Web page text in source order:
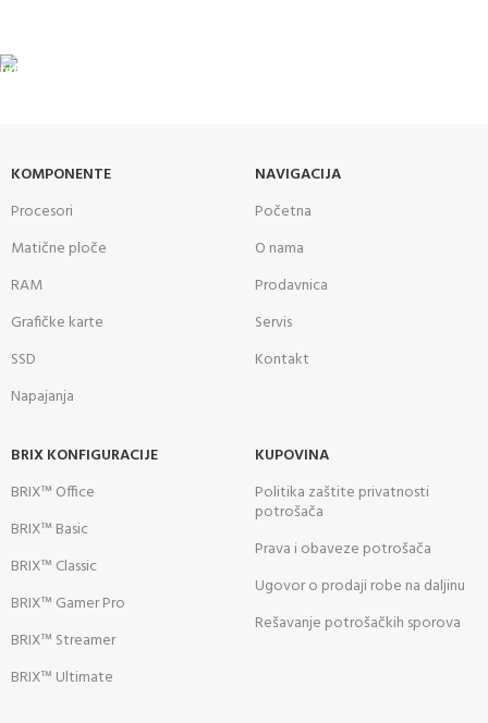
KOMPONENTE
Procesori
Matične ploče
RAM
Grafičke karte
SSD
Napajanja
NAVIGACIJA
Početna
O nama
Prodavnica
Servis
Kontakt
BRIX KONFIGURACIJE
BRIX™ Office
BRIX™ Basic
BRIX™ Classic
BRIX™ Gamer Pro
BRIX™ Streamer
BRIX™ Ultimate
KUPOVINA
Politika zaštite privatnosti
potrošača
Prava i obaveze potrošača
Ugovor o prodaji robe na daljinu
Rešavanje potrošačkih sporova